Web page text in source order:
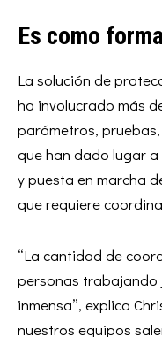
Es como
La solución de
ha involucrado más
parámetros,
que han dado lugar
y puesta en marcha
que requiere
“La cantidad de
personas
inmensa”, explica
nuestros equipos